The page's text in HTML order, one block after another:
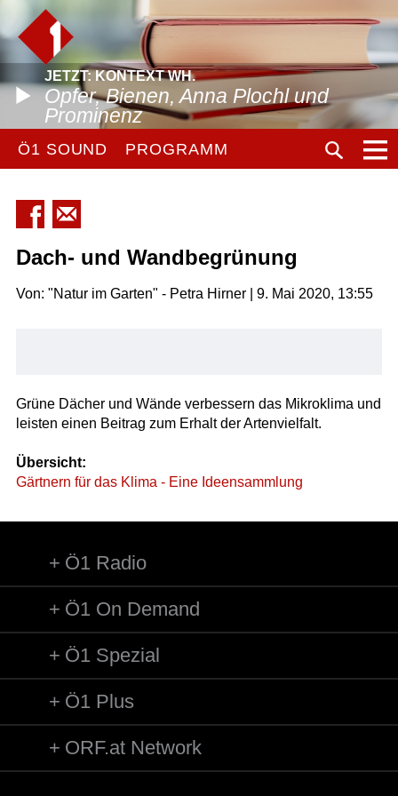
JETZT: KONTEXT WH.
Opfer, Bienen, Anna Plochl und
Prominenz
Ö1 SOUND PROGRAMM
Dach- und Wandbegrünung
Von: "Natur im Garten" - Petra Hirner | 9. Mai 2020, 13:55
Grüne Dächer und Wände verbessern das Mikroklima und
leisten einen Beitrag zum Erhalt der Artenvielfalt.
Übersicht:
Gärtnern für das Klima - Eine Ideensammlung
Ö1 Radio
Ö1 On Demand
Ö1 Spezial
Ö1 Plus
ORF.at Network